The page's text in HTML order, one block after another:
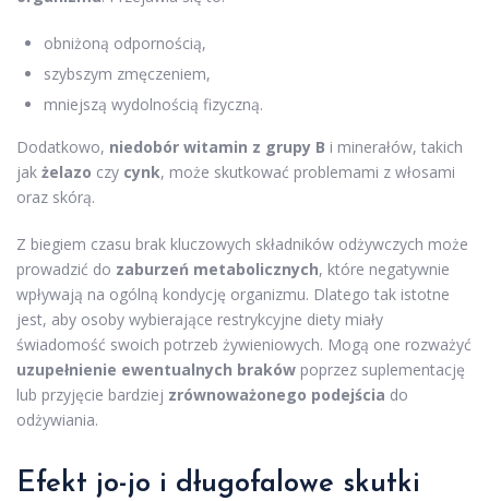
obniżoną odpornością,
szybszym zmęczeniem,
mniejszą wydolnością fizyczną.
Dodatkowo, niedobór witamin z grupy B i minerałów, takich
jak żelazo czy cynk, może skutkować problemami z włosami
oraz skórą.
Z biegiem czasu brak kluczowych składników odżywczych może
prowadzić do zaburzeń metabolicznych, które negatywnie
wpływają na ogólną kondycję organizmu. Dlatego tak istotne
jest, aby osoby wybierające restrykcyjne diety miały
świadomość swoich potrzeb żywieniowych. Mogą one rozważyć
uzupełnienie ewentualnych braków poprzez suplementację
lub przyjęcie bardziej zrównoważonego podejścia do
odżywiania.
Efekt jo-jo i długofalowe skutki